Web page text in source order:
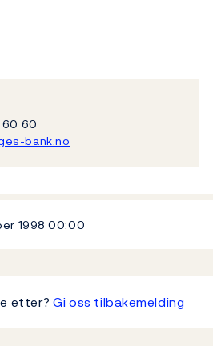
60 60
bank.no
199800:00
etter?Gi oss tilbakemelding